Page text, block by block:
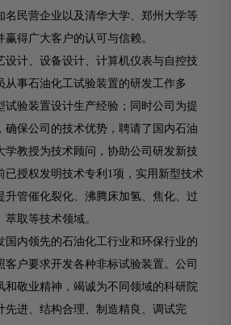
名民营企业以及清华大学、郑州大学等
得广大客户的认可与信赖。
计、设备设计、计算机仪表与自控技
从事石油化工试验装置的研发工作多
试验装置设计生产经验；同时公司为提
确保公司的技术优势，聘请了国内石油
学教授为技术顾问，协助公司研发新技
已授权发明技术专利1项，实用新型技术
升管催化裂化、沸腾床加氢、焦化、过
取等技术领域。
内领先的石油化工行业和环保行业的
户要求开发各种非标试验装置。公司
和敬业精神，竭诚为不同领域的科研院
先进、结构合理、制造精良、调试完